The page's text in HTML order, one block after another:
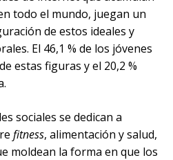
todo el mundo, juegan un
de estos ideales y
El 46,1 % de los jóvenes
estas figuras y el 20,2 %
sociales se dedican a
fitness, alimentación y salud,
moldean la forma en que los